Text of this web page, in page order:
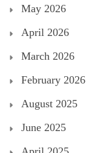
May 2026
April 2026
March 2026
February 2026
August 2025
June 2025